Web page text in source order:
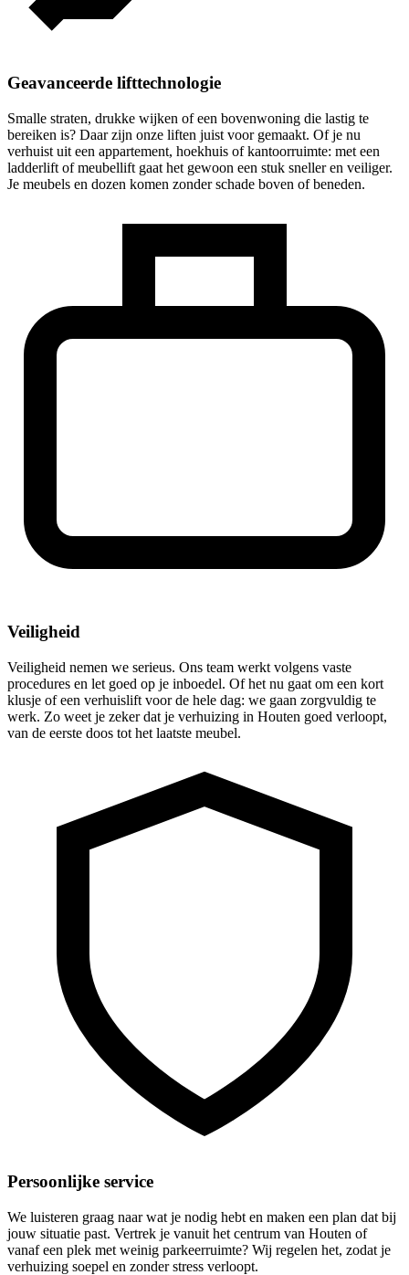
Geavanceerde lifttechnologie
Smalle straten, drukke wijken of een bovenwoning die lastig te
bereiken is? Daar zijn onze liften juist voor gemaakt. Of je nu
verhuist uit een appartement, hoekhuis of kantoorruimte: met een
ladderlift of meubellift gaat het gewoon een stuk sneller en veiliger.
Je meubels en dozen komen zonder schade boven of beneden.
Veiligheid
Veiligheid nemen we serieus. Ons team werkt volgens vaste
procedures en let goed op je inboedel. Of het nu gaat om een kort
klusje of een verhuislift voor de hele dag: we gaan zorgvuldig te
werk. Zo weet je zeker dat je verhuizing in Houten goed verloopt,
van de eerste doos tot het laatste meubel.
Persoonlijke service
We luisteren graag naar wat je nodig hebt en maken een plan dat bij
jouw situatie past. Vertrek je vanuit het centrum van Houten of
vanaf een plek met weinig parkeerruimte? Wij regelen het, zodat je
verhuizing soepel en zonder stress verloopt.